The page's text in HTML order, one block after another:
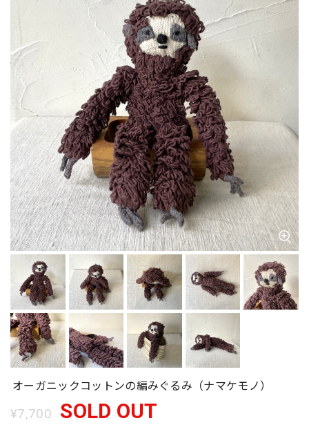
オーガニックコットンの編みぐるみ（ナマケモノ）
¥7,700 SOLD OUT